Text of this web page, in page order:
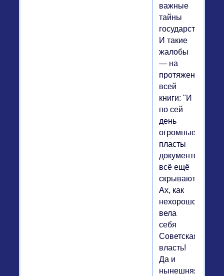
важные
тайны
государства".
И такие
жалобы
— на
протяжении
всей
книги: "И
по сей
день
огромные
пласты
документов
всё ещё
скрываются".
Ах, как
нехорошо
вела
себя
Советская
власть!
Да и
нынешняя